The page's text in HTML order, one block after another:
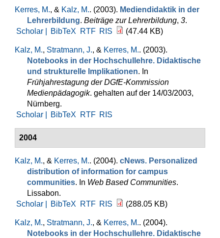
Kerres, M., & Kalz, M.. (2003). Mediendidaktik in der
Lehrerbildung. Beiträge zur Lehrerbildung, 3.
Scholar |
BibTeX RTF RIS (47.44 KB)
Kalz, M., Stratmann, J., & Kerres, M.. (2003).
Notebooks in der Hochschullehre. Didaktische
und strukturelle Implikationen. In
Frühjahrestagung der DGfE-Kommission
Medienpädagogik. gehalten auf der 14/03/2003,
Nürnberg.
Scholar |
BibTeX RTF RIS
2004
Kalz, M., & Kerres, M.. (2004). cNews. Personalized
distribution of information for campus
communities. In Web Based Communities.
Lissabon.
Scholar |
BibTeX RTF RIS (288.05 KB)
Kalz, M., Stratmann, J., & Kerres, M.. (2004).
Notebooks in der Hochschullehre. Didaktische